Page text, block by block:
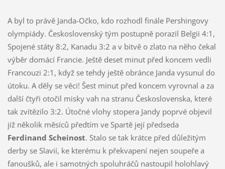
A byl to právě Janda-Očko, kdo rozhodl finále Pershingovy
olympiády. Československý tým postupně porazil Belgii 4:1,
Spojené státy 8:2, Kanadu 3:2 a v bitvě o zlato na něho čekal
výběr domácí Francie. Ještě deset minut před koncem vedli
Francouzi 2:1, když se tehdy ještě obránce Janda vysunul do
útoku. A děly se věci! Šest minut před koncem vyrovnal a za
další čtyři otočil misky vah na stranu Československa, které
tak zvítězilo 3:2. Útočné vlohy stopera Jandy poprvé objevil
již několik měsíců předtím ve Spartě její předseda
Ferdinand Scheinost. Stalo se tak krátce před důležitým
derby se Slavií, ke kterému k překvapení nejen soupeře a
fanoušků, ale i samotných spoluhráčů nastoupil holohlavý